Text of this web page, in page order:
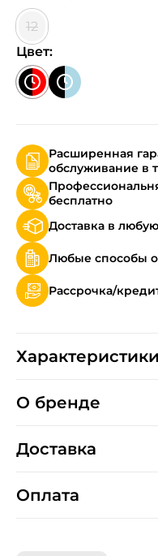
12
Цвет:
Расширенная
обслуживание в
бесплатно
Доставка в
Любые способы
Рассрочка/
Характеристики
О бренде
Доставка
Оплата